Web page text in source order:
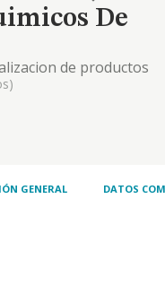
De
de productos
almacenamiento de
codigos cane
GENERAL DATOS